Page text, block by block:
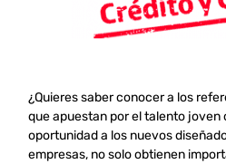
¿Quieres saber conocer a los
que apuestan por el talento joven
oportunidad a los nuevos
empresas, no solo obtienen